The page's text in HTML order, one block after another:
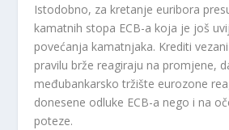
Istodobno, za kretanje euribora
kamatnih stopa ECB-a koja je još
povećanja kamatnjaka. Krediti
pravilu brže reagiraju na promjene,
međubankarsko tržište eurozone
donesene odluke ECB-a nego i na
poteze.